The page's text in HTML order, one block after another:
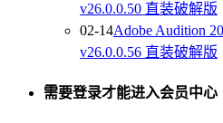
v26.0.0.50 直装破解版
02-14Adobe Audition
v26.0.0.56 直装破解版
需要登录才能进入会员中心